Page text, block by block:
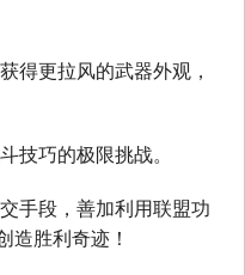
得更拉风的武器外观，
技巧的极限挑战。
手段，善加利用联盟功
造胜利奇迹！